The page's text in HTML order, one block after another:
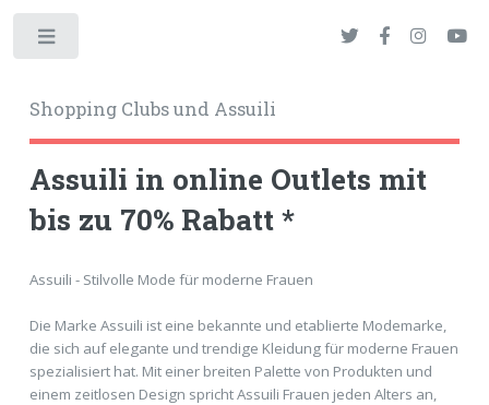
Shopping Clubs und Assuili
Assuili in online Outlets mit
bis zu 70% Rabatt *
Assuili - Stilvolle Mode für moderne Frauen
Die Marke Assuili ist eine bekannte und etablierte Modemarke,
die sich auf elegante und trendige Kleidung für moderne Frauen
spezialisiert hat. Mit einer breiten Palette von Produkten und
einem zeitlosen Design spricht Assuili Frauen jeden Alters an,